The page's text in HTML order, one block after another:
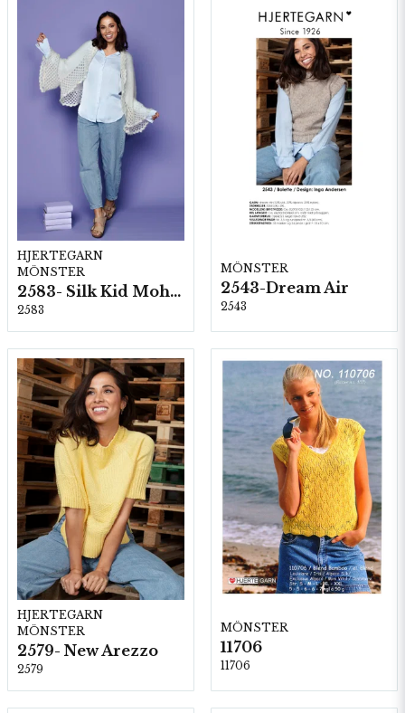
HJERTEGARN
MÖNSTER
2583- Silk Kid Mohair
2583
MÖNSTER
2543-Dream Air
2543
HJERTEGARN
MÖNSTER
2579- New Arezzo
2579
MÖNSTER
11706
11706